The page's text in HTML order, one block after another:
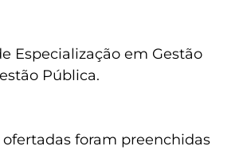
Especialização em Gestão
Pública.
ofertadas foram preenchidas